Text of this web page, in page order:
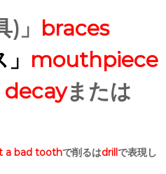
」 braces
mouthpiece
または
a bad toothで削るはdrillで表現し